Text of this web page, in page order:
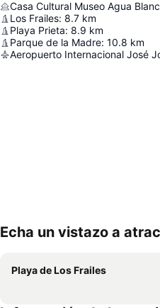
Casa Cultural Museo Agua
Los Frailes: 8.7 km
Playa Prieta: 8.9 km
Parque de la Madre: 10.8 km
Aeropuerto Internacional José
Echa un vistazo a
Playa de Los Frailes